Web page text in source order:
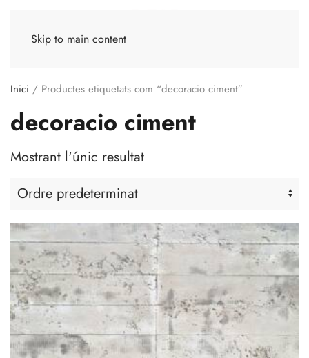
Skip to main content
Inici / Productes etiquetats com “decoracio ciment”
decoracio ciment
Mostrant l'únic resultat